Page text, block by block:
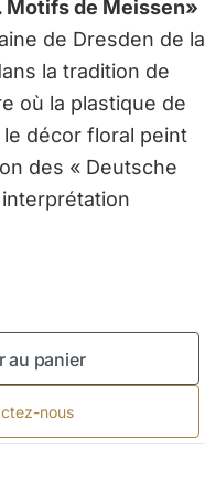
de Meissen»
de Dresden de la
la tradition de
où la plastique de
décor floral peint
des « Deutsche
au panier
nous